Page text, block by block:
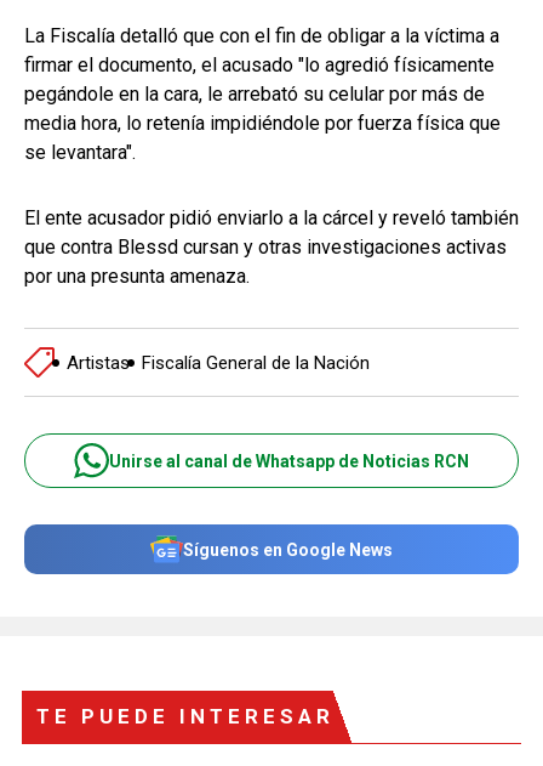
La Fiscalía detalló que con el fin de obligar a la víctima a
firmar el documento, el acusado "lo agredió físicamente
pegándole en la cara, le arrebató su celular por más de
media hora, lo retenía impidiéndole por fuerza física que
se levantara".
El ente acusador pidió enviarlo a la cárcel y reveló también
que contra Blessd cursan y otras investigaciones activas
por una presunta amenaza.
Artistas Fiscalía General de la Nación
Unirse al canal de Whatsapp de Noticias RCN
Síguenos en Google News
TE PUEDE INTERESAR